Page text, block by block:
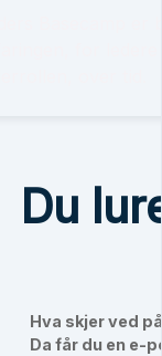
Du
Hva skjer ved
Da får du en e-